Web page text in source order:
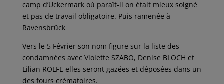
camp d’Uckermark où paraît-il on était mieux soigné
et pas de travail obligatoire. Puis ramenée à
Ravensbrück
Vers le 5 Février son nom figure sur la liste des
condamnées avec Violette SZABO, Denise BLOCH et
Lilian ROLFE elles seront gazées et déposées dans un
des fours crématoires.